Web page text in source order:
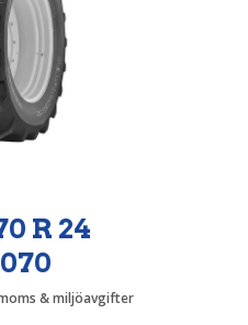
R 24
& miljöavgifter